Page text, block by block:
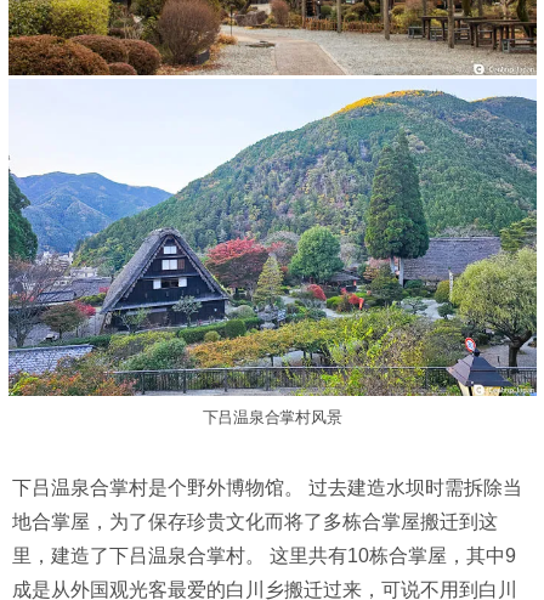
下吕温泉合掌村风景
下吕温泉合掌村是个野外博物馆。 过去建造水坝时需拆除当
地合掌屋，为了保存珍贵文化而将了多栋合掌屋搬迁到这
里，建造了下吕温泉合掌村。 这里共有10栋合掌屋，其中9
成是从外国观光客最爱的白川乡搬迁过来，可说不用到白川